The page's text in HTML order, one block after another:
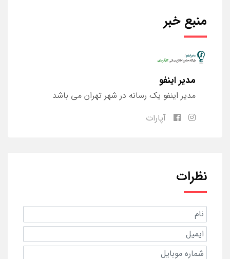
منبع خبر
مدیر اینفو
مدیر اینفو یک رسانه در شهر تهران می باشد
آپارات
نظرات